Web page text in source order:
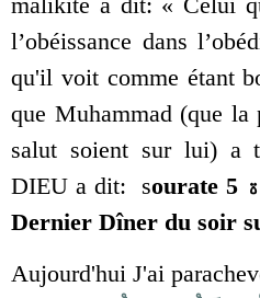
l’obéissance dans
qu'il voit comme étant
que Muhammad (que
salut soient sur lui) a
DIEU a dit: sourate 5 ٱلْمَائِدَة al-Māʾida la
Dernier Dîner du soir
Aujourd'hui J'ai